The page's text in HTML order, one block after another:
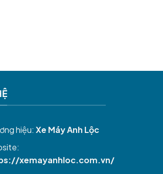
hiệu:Xe Máy Anh Lộc
xemayanhloc.com.vn/